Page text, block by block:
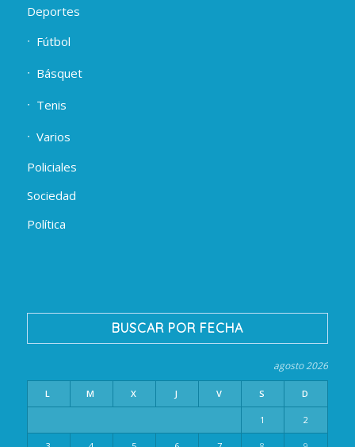
Deportes
Fútbol
Básquet
Tenis
Varios
Policiales
Sociedad
Política
BUSCAR POR FECHA
agosto 2026
L M X J V S D
1 2